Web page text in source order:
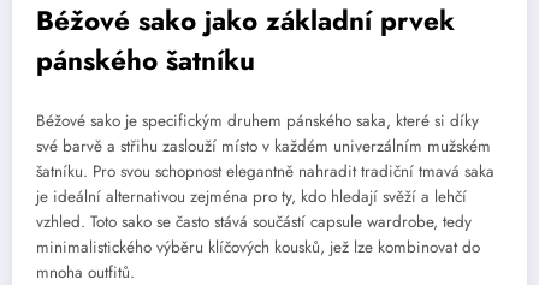
Béžové sako jako základní prvek
pánského šatníku
Béžové sako je specifickým druhem pánského saka, které si díky
své barvě a střihu zaslouží místo v každém univerzálním mužském
šatníku. Pro svou schopnost elegantně nahradit tradiční tmavá saka
je ideální alternativou zejména pro ty, kdo hledají svěží a lehčí
vzhled. Toto sako se často stává součástí capsule wardrobe, tedy
minimalistického výběru klíčových kousků, jež lze kombinovat do
mnoha outfitů.